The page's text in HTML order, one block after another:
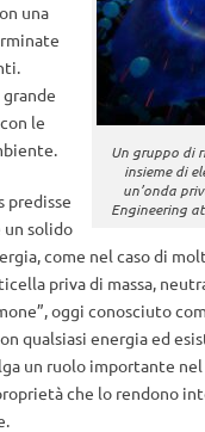
Un gruppo di
insieme di
un’onda
Engineering
una
le
predisse
un solido
come nel caso di
priva di massa,
oggi conosciuto
qualsiasi energia ed
un ruolo importante
che lo rendono